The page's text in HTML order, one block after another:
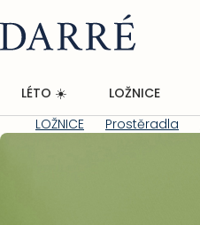
na
obsah
LÉTO ☀️ LOŽNICE
Domů
LOŽNICE Prostěradla